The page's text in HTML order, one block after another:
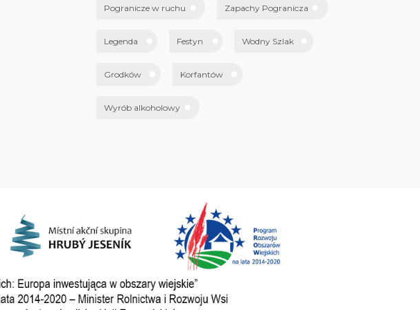
Pogranicze w ruchu Zapachy Pogranicza
Legenda Festyn Wodny Szlak
Grodków Korfantów
Wyrób alkoholowy